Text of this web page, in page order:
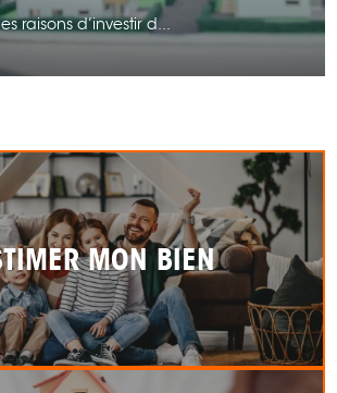
raisons d’investir d...
MON BIEN